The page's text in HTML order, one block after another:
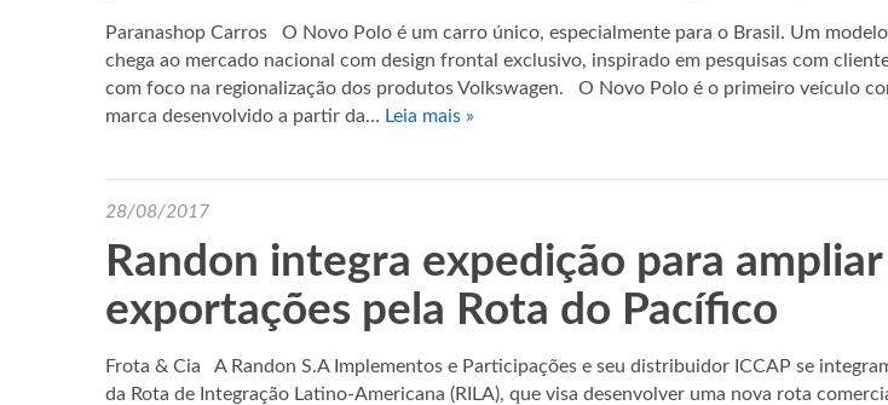
Paranashop Carros O Novo Polo é um carro único, especialmente para o Brasil. Um
chega ao mercado nacional com design frontal exclusivo, inspirado em pesquisas com
com foco na regionalização dos produtos Volkswagen. O Novo Polo é o primeiro veículo
marca desenvolvido a partir da… Leia mais »
28/08/2017
Randon integra expedição para ampliar
exportações pela Rota do Pacífico
Frota & Cia A Randon S.A Implementos e Participações e seu distribuidor ICCAP se
da Rota de Integração Latino-Americana (RILA), que visa desenvolver uma nova rota